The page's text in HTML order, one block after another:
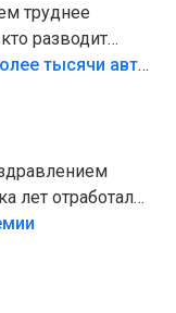
труднее
разводит
полно
В тольяттинский лес не пустили более тысячи автомобилей
лет отработали